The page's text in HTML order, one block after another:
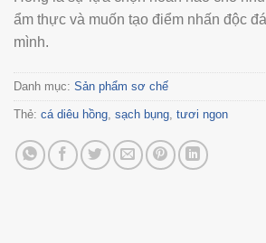
ẩm thực và muốn tạo điểm nhấn độc
mình.
Danh mục: Sản phẩm sơ chế
Thẻ: cá diêu hồng sạch bụng tươi ngon